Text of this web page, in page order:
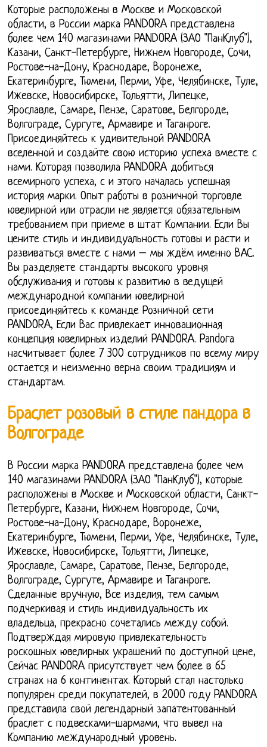
Которые расположены в Москве и Московской
области, в России марка PANDORA представлена
более чем 140 магазинами PANDORA (ЗАО "ПанКлуб"),
Казани, Санкт-Петербурге, Нижнем Новгороде, Сочи,
Ростове-на-Дону, Краснодаре, Воронеже,
Екатеринбурге, Тюмени, Перми, Уфе, Челябинске, Туле,
Ижевске, Новосибирске, Тольятти, Липецке,
Ярославле, Самаре, Пензе, Саратове, Белгороде,
Волгограде, Сургуте, Армавире и Таганроге.
Присоединяйтесь к удивительной PANDORA
вселенной и создайте свою историю успеха вместе с
нами. Которая позволила PANDORA добиться
всемирного успеха, с и этого началась успешная
история марки. Опыт работы в розничной торговле
ювелирной или отрасли не является обязательным
требованием при приеме в штат Компании. Если Вы
цените стиль и индивидуальность готовы и расти и
развиваться вместе с нами – мы ждём именно ВАС.
Вы разделяете стандарты высокого уровня
обслуживания и готовы к развитию в ведущей
международной компании ювелирной
присоединяйтесь к команде Розничной сети
PANDORA, Если Вас привлекает инновационная
концепция ювелирных изделий PANDORA. Pandora
насчитывает более 7 300 сотрудников по всему миру
остается и неизменно верна своим традициям и
стандартам.
Браслет розовый в стиле пандора в
Волгограде
В России марка PANDORA представлена более чем
140 магазинами PANDORA (ЗАО "ПанКлуб"), которые
расположены в Москве и Московской области, Санкт-
Петербурге, Казани, Нижнем Новгороде, Сочи,
Ростове-на-Дону, Краснодаре, Воронеже,
Екатеринбурге, Тюмени, Перми, Уфе, Челябинске, Туле,
Ижевске, Новосибирске, Тольятти, Липецке,
Ярославле, Самаре, Саратове, Пензе, Белгороде,
Волгограде, Сургуте, Армавире и Таганроге.
Сделанные вручную, Все изделия, тем самым
подчеркивая и стиль индивидуальность их
владельца, прекрасно сочетались между собой.
Подтверждая мировую привлекательность
роскошных ювелирных украшений по доступной цене,
Сейчас PANDORA присутствует чем более в 65
странах на 6 континентах. Который стал настолько
популярен среди покупателей, в 2000 году PANDORA
представила свой легендарный запатентованный
браслет с подвесками-шармами, что вывел на
Компанию международный уровень.